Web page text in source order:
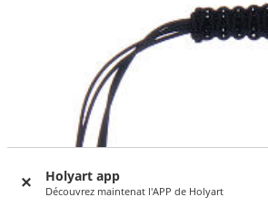
Holyart app
Découvrez maintenat l'APP de Holyart